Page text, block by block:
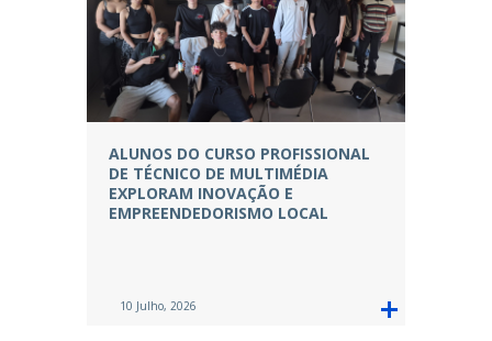
ALUNOS DO CURSO PROFISSIONAL
DE TÉCNICO DE MULTIMÉDIA
EXPLORAM INOVAÇÃO E
EMPREENDEDORISMO LOCAL
10 Julho, 2026